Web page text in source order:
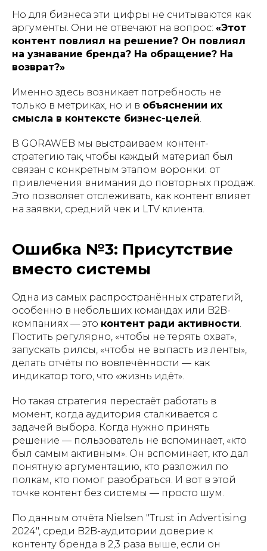
Но для бизнеса эти цифры не считываются как
аргументы. Они не отвечают на вопрос: «Этот
контент повлиял на решение? Он повлиял
на узнавание бренда? На обращение? На
возврат?»
Именно здесь возникает потребность не
только в метриках, но и в объяснении их
смысла в контексте бизнес-целей.
В GORAWEB мы выстраиваем контент-
стратегию так, чтобы каждый материал был
связан с конкретным этапом воронки: от
привлечения внимания до повторных продаж.
Это позволяет отслеживать, как контент влияет
на заявки, средний чек и LTV клиента.
Ошибка №3: Присутствие
вместо системы
Одна из самых распространённых стратегий,
особенно в небольших командах или B2B-
компаниях — это контент ради активности.
Постить регулярно, «чтобы не терять охват»,
запускать рилсы, «чтобы не выпасть из ленты»,
делать отчёты по вовлечённости — как
индикатор того, что «жизнь идёт».
Но такая стратегия перестаёт работать в
момент, когда аудитория сталкивается с
задачей выбора. Когда нужно принять
решение — пользователь не вспоминает, «кто
был самым активным». Он вспоминает, кто дал
понятную аргументацию, кто разложил по
полкам, кто помог разобраться. И вот в этой
точке контент без системы — просто шум.
По данным отчёта Nielsen "Trust in Advertising
2024", среди B2B-аудитории доверие к
контенту бренда в 2,3 раза выше, если он